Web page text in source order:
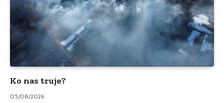
Ko nas truje?
05/08/2026